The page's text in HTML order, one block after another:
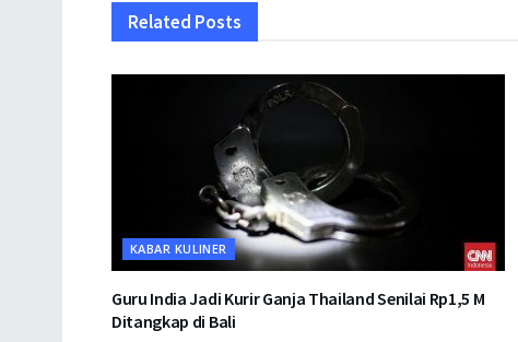
Related Posts
KABAR KULINER
Guru India Jadi Kurir Ganja Thailand Senilai Rp1,5 M
Ditangkap di Bali